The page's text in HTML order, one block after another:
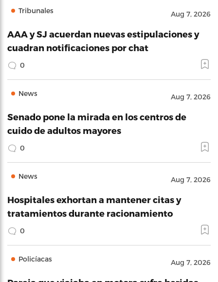
Tribunales Aug 7, 2026
AAA y SJ acuerdan nuevas estipulaciones y
cuadran notificaciones por chat
0
News Aug 7, 2026
Senado pone la mirada en los centros de
cuido de adultos mayores
0
News Aug 7, 2026
Hospitales exhortan a mantener citas y
tratamientos durante racionamiento
0
Policíacas Aug 7, 2026